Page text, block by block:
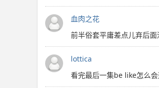
血肉之花
前半俗套平庸差点儿弃后
lottica
看完最后一集be like怎么